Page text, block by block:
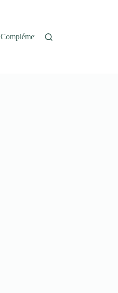
Complément Alimentaire